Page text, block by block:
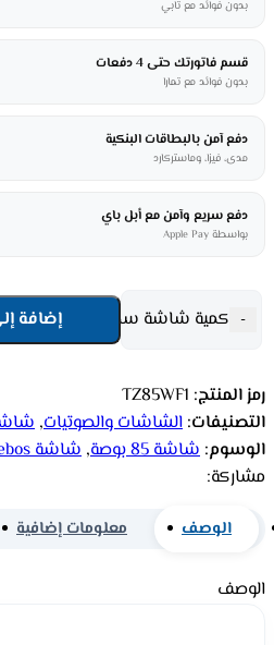
بدون فوائد مع تابي
قسم فاتورتك حتى 4 دفعات
بدون فوائد مع تمارا
دفع آمن بالبطاقات البنكية
مدى، فيزا، وماستركارد
دفع سريع وآمن مع أبل باي
بواسطة Apple Pay
- كمية شاشة سمارت تليزون 85 بوصة LED – WebOS – 4K UHD – أسود TZ85WF1إضافة
رمز المنتج: TZ85WF1
التصنيفات: الشاشات والصوتيات,
الوسوم: شاشة 85 بوصة , شاشة webos
مشاركة:
الوصف معلومات إضافية
الوصف